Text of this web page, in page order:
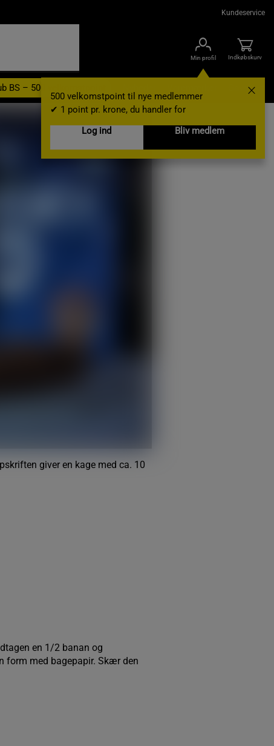
Kundeservice
Min profil
500 velkomstpoint til nye medlemmer
✔ 1 point pr. krone, du handler for
Log ind
Bliv medlem
Indkøbskurv
BS – 500 velkomstpoint Gavekort
giver en kage med ca. 10
en 1/2 banan og
form med bagepapir. Skær den